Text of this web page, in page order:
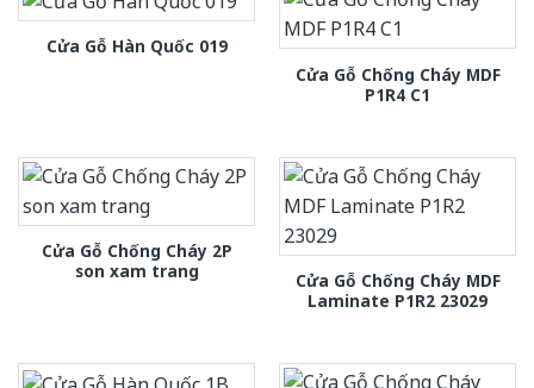
Cửa Gỗ Hàn Quốc 019
Cửa Gỗ Chống Cháy MDF
P1R4 C1
Cửa Gỗ Chống Cháy 2P
son xam trang
Cửa Gỗ Chống Cháy MDF
Laminate P1R2 23029